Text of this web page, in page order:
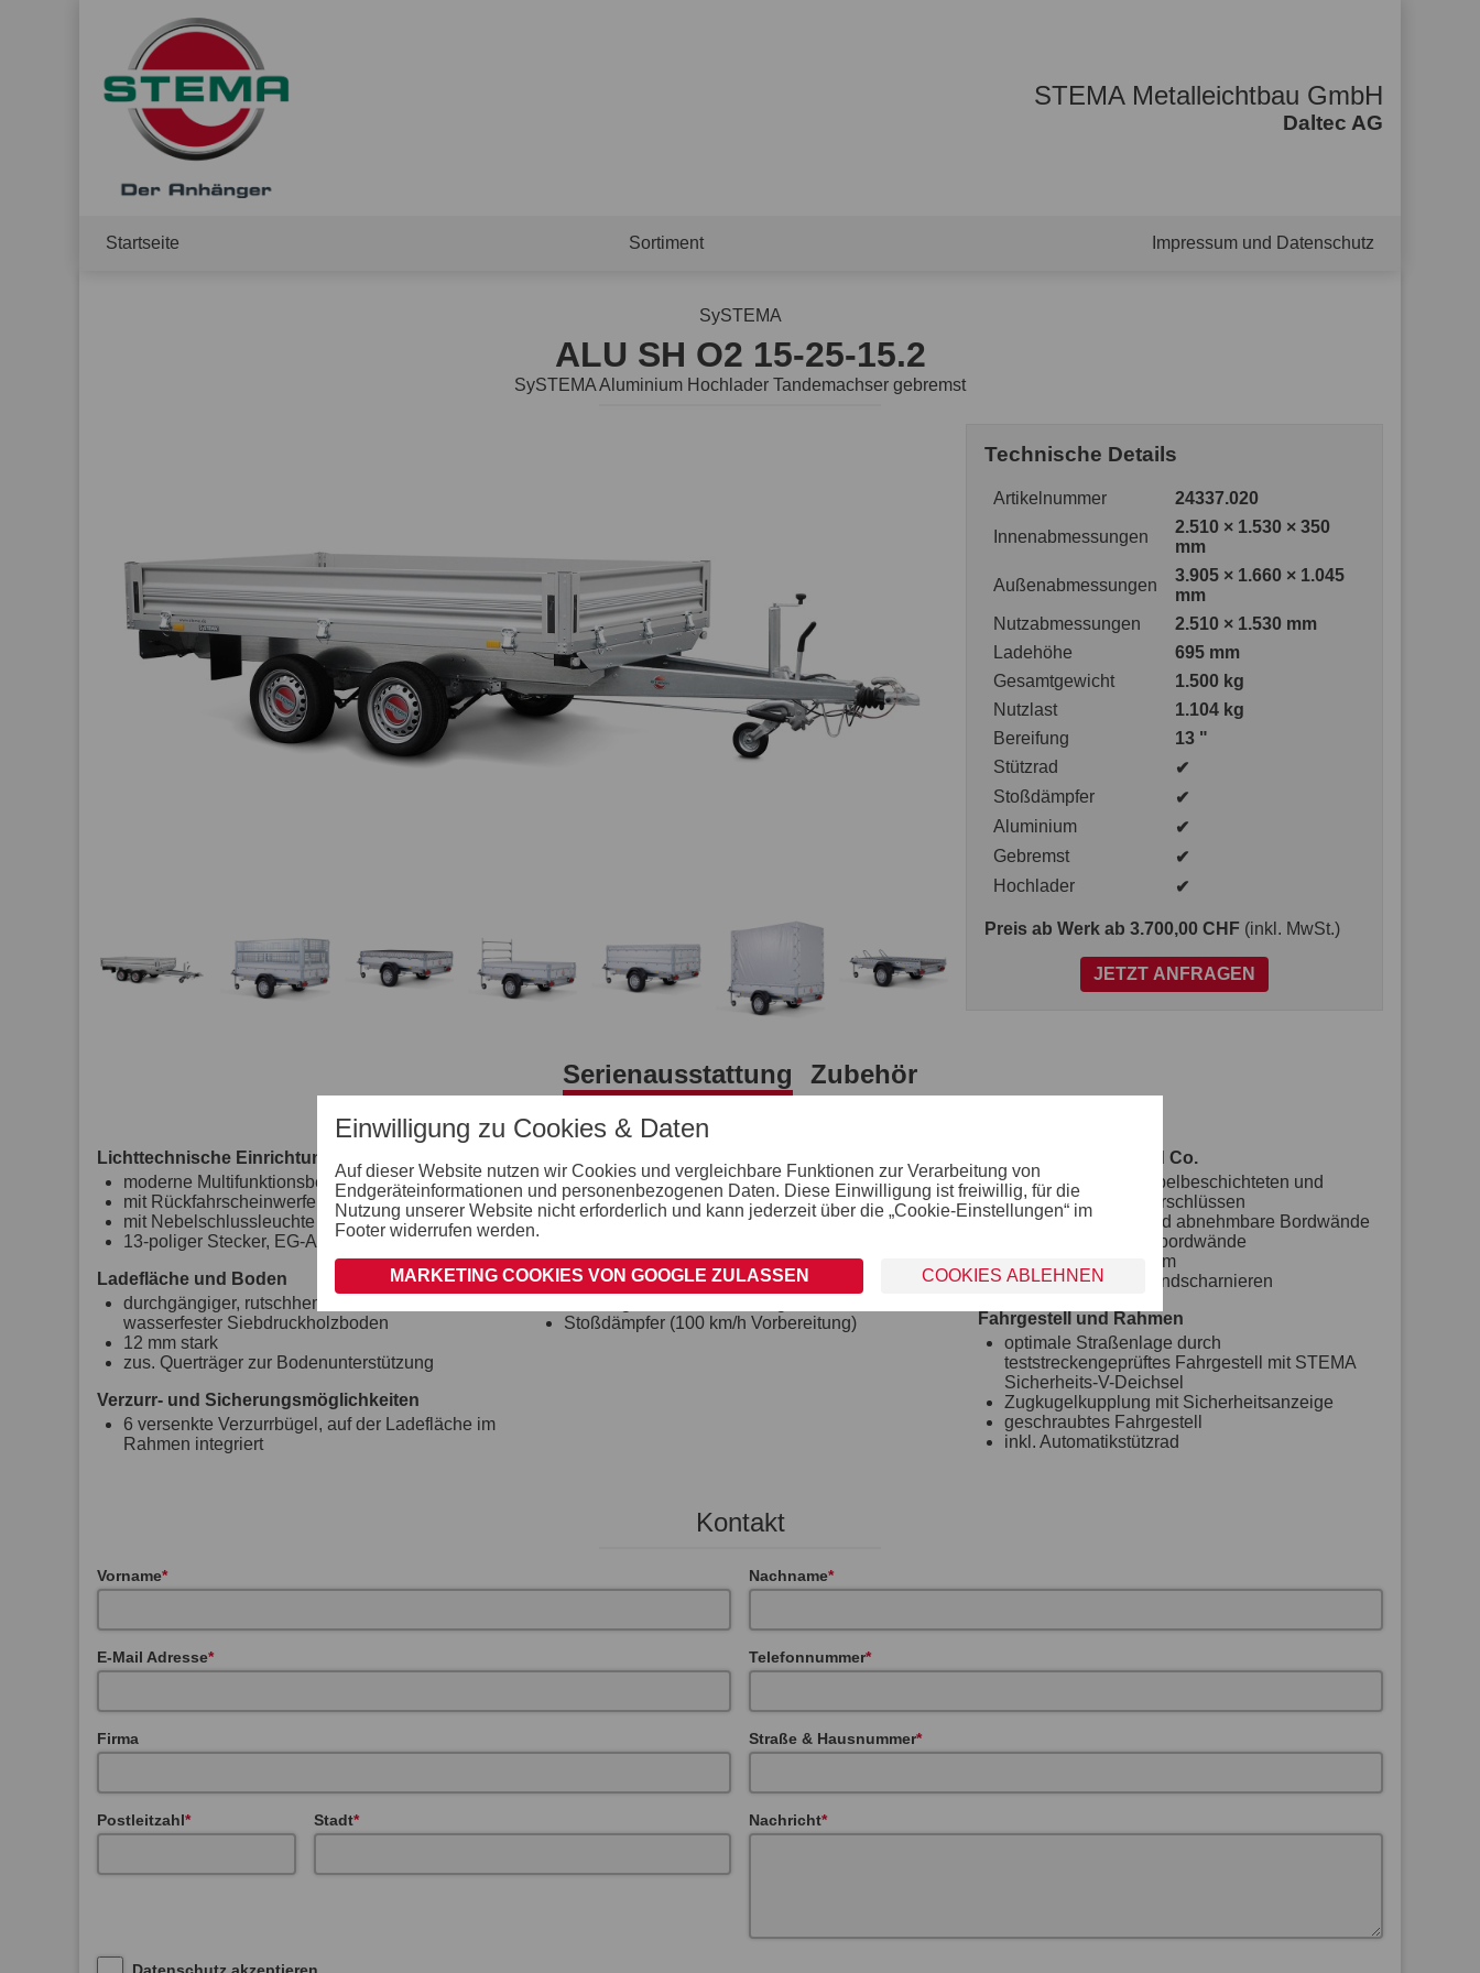
STEMA Metalleichtbau GmbH
Daltec AG
Startseite Sortiment Impressum und Datenschutz
SySTEMA
ALU SH O2 15-25-15.2
SySTEMA Aluminium Hochlader Tandemachser gebremst
Technische Details
Artikelnummer 24337.020
Innenabmessungen
2.510 × 1.530 × 350
mm
Außenabmessungen
3.905 × 1.660 × 1.045
mm
Nutzabmessungen
2.510 × 1.530 mm
Ladehöhe
695 mm
Gesamtgewicht
1.500 kg
Nutzlast
1.104 kg
Bereifung
13 "
Stützrad
✔
Stoßdämpfer
✔
Aluminium
✔
Gebremst
✔
Hochlader
✔
Preis ab Werk ab 3.700,00 CHF (inkl. MwSt.)
JETZT ANFRAGEN
Serienausstattung Zubehör
Lichttechnische Einrichtungen
moderne Multifunktionsbeleuchtung
mit Rückfahrscheinwerfer
mit Nebelschlussleuchte
13-poliger Stecker, EG-Ausstattung
Ladefläche und Boden
durchgängiger, rutschhemmender und
wasserfester Siebdruckholzboden
12 mm stark
zus. Querträger zur Bodenunterstützung
Verzurr- und Sicherungsmöglichkeiten
6 versenkte Verzurrbügel, auf der Ladefläche im
Rahmen integriert
bereits im ALU-Profil integrierte Schiene zum
Einhängen von Planenhaken
Räder und Achsen
robuste Gummifederachse
wartungsfreie Kompaktradlager
Stoßdämpfer (100 km/h Vorbereitung)
Bordwand, Reling und Co.
mit versenkten, doppelbeschichteten und
nachjustierbaren Verschlüssen
allseitig abklapp- und abnehmbare Bordwände
eloxierte Aluminiumbordwände
Bordwandhöhe 35 cm
mit robusten Breitbandscharnieren
Fahrgestell und Rahmen
optimale Straßenlage durch
teststreckengeprüftes Fahrgestell mit STEMA
Sicherheits-V-Deichsel
Zugkugelkupplung mit Sicherheitsanzeige
geschraubtes Fahrgestell
inkl. Automatikstützrad
Kontakt
Vorname Nachname
E-Mail Adresse Telefonnummer
Firma Straße & Hausnummer
Postleitzahl Stadt Nachricht
Einwilligung zu Cookies & Daten
Auf dieser Website nutzen wir Cookies und vergleichbare Funktionen zur Verarbeitung von
Endgeräteinformationen und personenbezogenen Daten. Diese Einwilligung ist freiwillig, für die
Nutzung unserer Website nicht erforderlich und kann jederzeit über die „Cookie-Einstellungen“ im
Footer widerrufen werden.
MARKETING COOKIES VON GOOGLE ZULASSEN COOKIES ABLEHNEN